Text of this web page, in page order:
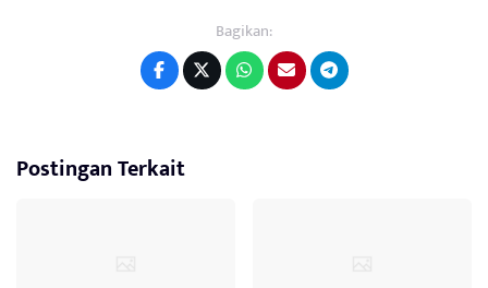
Bagikan:
Postingan Terkait